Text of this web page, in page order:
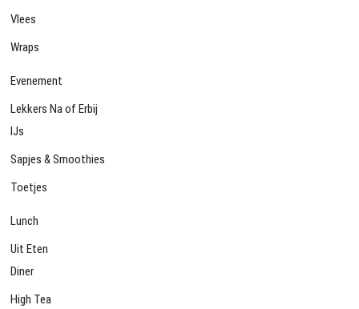
Vlees
Wraps
Evenement
Lekkers Na of Erbij
IJs
Sapjes & Smoothies
Toetjes
Lunch
Uit Eten
Diner
High Tea